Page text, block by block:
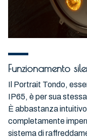
Funzionamento
Il Portrait Tondo,
IP65, è per sua
È abbastanza
completamente
sistema di